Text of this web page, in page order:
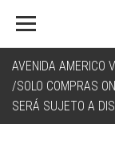
AVENIDA AMERICO
/SOLO COMPRAS
SERÁ SUJETO A